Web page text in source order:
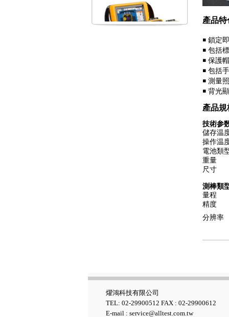
產品特
￭ 鎖定
￭ 包括
￭ 保護
￭ 包括
￭ 測量
￭ 背光
產品
技術参
儲存温
操作温
電池類
重量
尺寸
測棒類
量程
精度
分辨率
燿鴻科技有限公司
TEL: 02-29900512 FAX : 02-29900612
E-mail : service@alltest.com.tw